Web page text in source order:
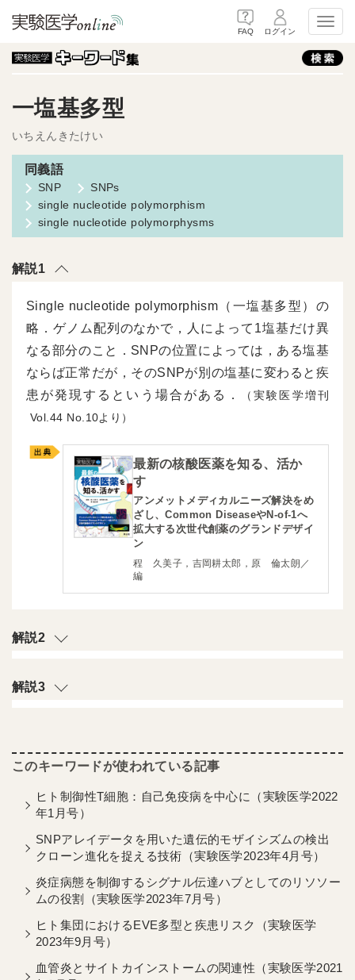
FAQ ログイン
一塩基多型
いちえんきたけい
SNP
SNPs
single nucleotide polymorphism
single nucleotide polymorphysms
解説1
Single nucleotide polymorphism（一塩基多型）の
略．ゲノム配列のなかで，人によって1塩基だけ異
なる部分のこと．SNPの位置によっては，ある塩基
ならば正常だが，そのSNPが別の塩基に変わると疾
患が発現するという場合がある．
（実験医学増刊
44
10より）
最新の核酸医薬を知る、活か
す
アンメットメディカルニーズ解決をめ
ざし、Common DiseaseやN-of-1へ
拡大する次世代創薬のグランドデザイ
ン
程 久美子，吉岡耕太郎，原 倫太朗／
編
解説2
解説3
ヒト制御性T細胞：自己免疫病を中心に（実験医学2022
年1月号）
SNPアレイデータを用いた遺伝的モザイシズムの検出
クローン進化を捉える技術（実験医学2023年4月号）
炎症病態を制御するシグナル伝達ハブとしてのリソソー
ムの役割（実験医学2023年7月号）
ヒト集団におけるEVE多型と疾患リスク（実験医学
2023年9月号）
血管炎とサイトカインストームの関連性（実験医学2021